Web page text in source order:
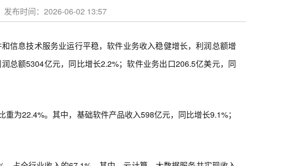
布时间：2026-06-02 13:57
息技术服务业运行平稳，软件业务收入稳健增长，利润总额增
总额5304亿元，同比增长2.2%；软件业务出口206.5亿美元，同
22.4%。其中，基础软件产品收入598亿元，同比增长9.1%；